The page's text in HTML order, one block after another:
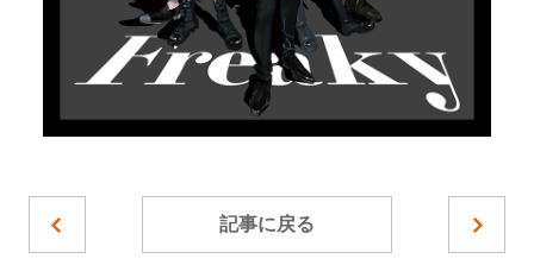
記事に戻る